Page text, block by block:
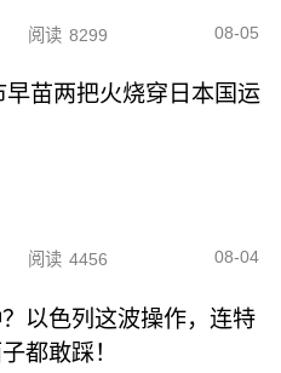
阅读 8299 08-05
苗两把火烧穿日本国运
阅读 4456 08-04
以色列这波操作，连特
都敢踩！